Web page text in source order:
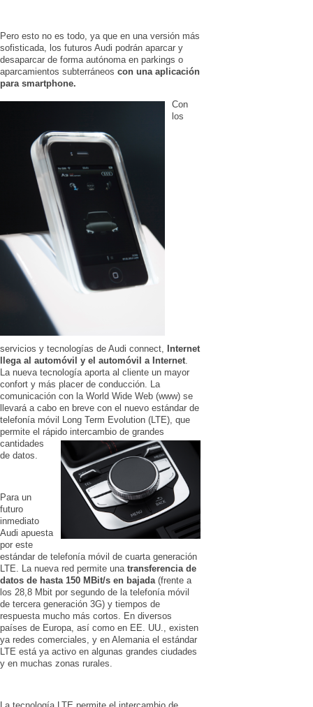
Pero esto no es todo, ya que en una versión más
sofisticada, los futuros Audi podrán aparcar y
desaparcar de forma autónoma en parkings o
aparcamientos subterráneos con una aplicación
para smartphone.
Con
los
servicios y tecnologías de Audi connect,
Internet
llega al automóvil y el automóvil a Internet
La nueva tecnología aporta al cliente un mayor
confort y más placer de conducción. La
comunicación con la World Wide Web (www) se
llevará a cabo en breve con el nuevo estándar de
telefonía móvil Long Term Evolution (LTE), que
permite el rápido intercambio de grandes
cantidades
de datos.
Para un
futuro
inmediato
Audi apuesta
por este
estándar de telefonía móvil de cuarta generación
LTE. La nueva red permite una transferencia de
datos de hasta 150 MBit/s en bajada (frente a
los 28,8 Mbit por segundo de la telefonía móvil
de tercera generación 3G) y tiempos de
respuesta mucho más cortos. En diversos
países de Europa, así como en EE. UU., existen
ya redes comerciales, y en Alemania el estándar
LTE está ya activo en algunas grandes ciudades
y en muchas zonas rurales.